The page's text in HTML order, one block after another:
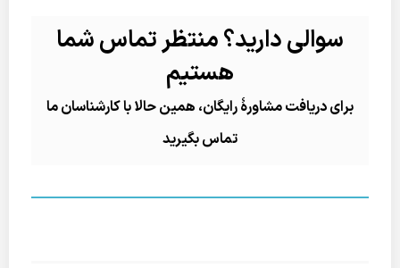
سوالی دارید؟ منتظر تماس شما
هستیم
برای دریافت مشاورۀ رایگان، همین حالا با کارشناسان ما
تماس بگیرید